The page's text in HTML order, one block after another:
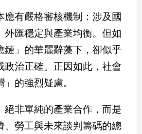
應有嚴格審核機制：涉及國
外匯穩定與產業均衡。但如
鏈」的華麗辭藻下，卻似乎
政治正確。正因如此，社會
的強烈疑慮。
絕非單純的產業合作，而是
、勞工與未來談判籌碼的總